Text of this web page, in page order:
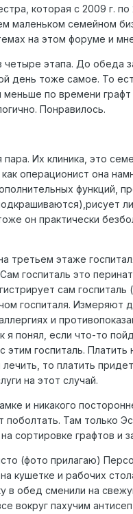
которая с 2009 г. по
маленьком семейном
на этом форуме и
этапа. До обеда
день тоже самое. То
по времени
Понравилось.
Их клиника, это
операционист она
функций,
он практически
третьем этаже
госпиталь это
сам
госпиталя. Измеряют
и
я понял, если что-то
этим госпиталь.
то платить
на этот случай.
и никакого
поболтать. Там только
сортировке графтов и
(фото прилагаю)
кушетке и рабочих
в обед сменили на
вокруг пахучим